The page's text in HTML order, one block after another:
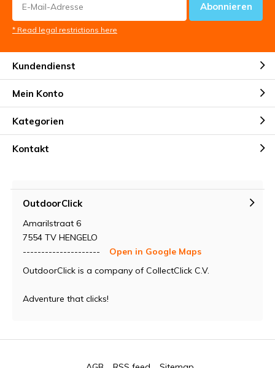
Abonnieren
* Read legal restrictions here
Kundendienst
Mein Konto
Kategorien
Kontakt
OutdoorClick
Amarilstraat 6
7554 TV HENGELO
---------------------
Open in Google Maps
OutdoorClick is a company of CollectClick C.V.
Adventure that clicks!